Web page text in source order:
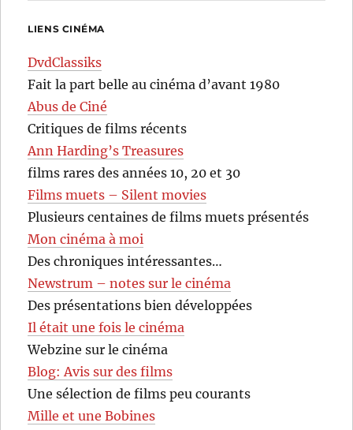
LIENS CINÉMA
DvdClassiks
Fait la part belle au cinéma d’avant 1980
Abus de Ciné
Critiques de films récents
Ann Harding’s Treasures
films rares des années 10, 20 et 30
Films muets – Silent movies
Plusieurs centaines de films muets présentés
Mon cinéma à moi
Des chroniques intéressantes…
Newstrum – notes sur le cinéma
Des présentations bien développées
Il était une fois le cinéma
Webzine sur le cinéma
Blog: Avis sur des films
Une sélection de films peu courants
Mille et une Bobines